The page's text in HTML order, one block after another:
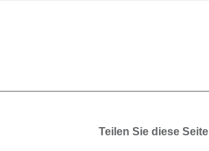
Teilen Sie diese Seite